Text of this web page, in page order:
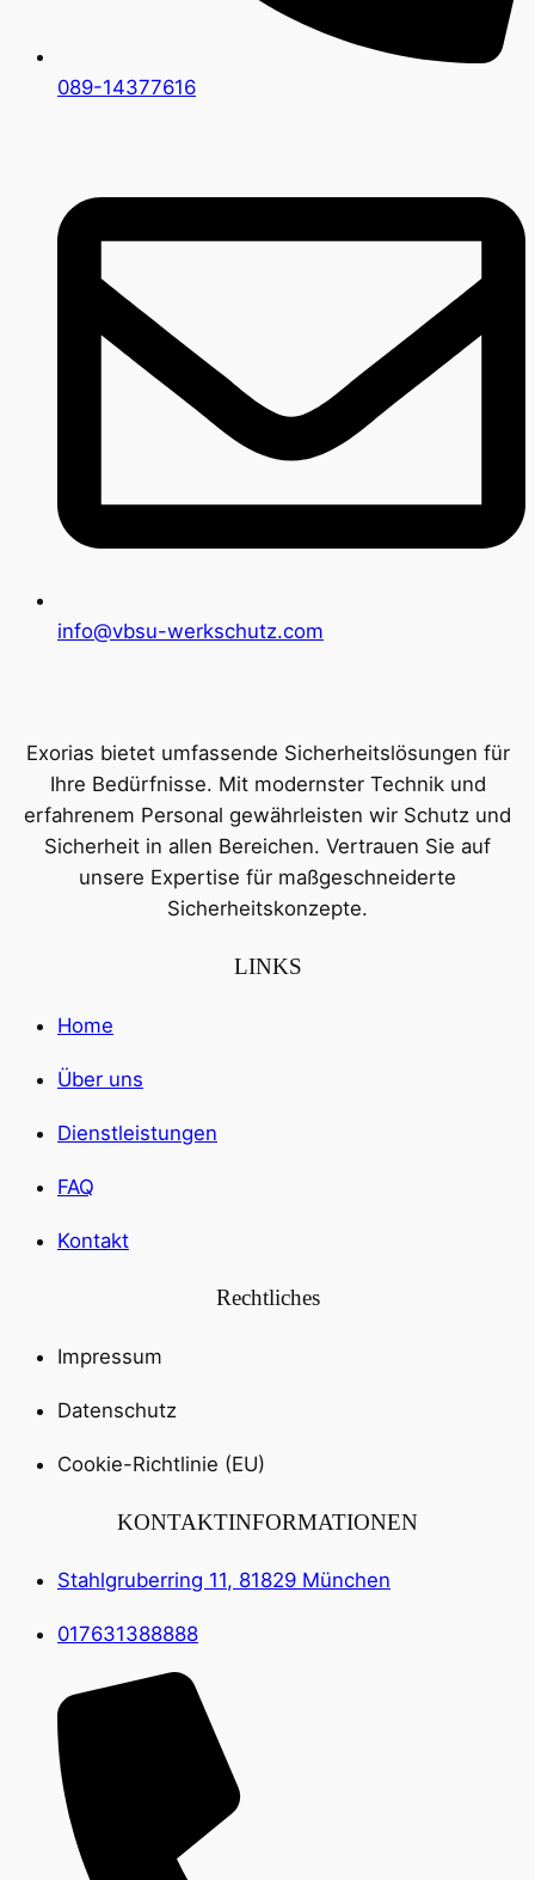
089-14377616
info@vbsu-werkschutz.com
Exorias bietet umfassende Sicherheitslösungen für
Ihre Bedürfnisse. Mit modernster Technik und
erfahrenem Personal gewährleisten wir Schutz und
Sicherheit in allen Bereichen. Vertrauen Sie auf
unsere Expertise für maßgeschneiderte
Sicherheitskonzepte.
LINKS
Home
Über uns
Dienstleistungen
FAQ
Kontakt
Rechtliches
Impressum
Datenschutz
Cookie-Richtlinie (EU)
KONTAKTINFORMATIONEN
Stahlgruberring 11, 81829 München
017631388888